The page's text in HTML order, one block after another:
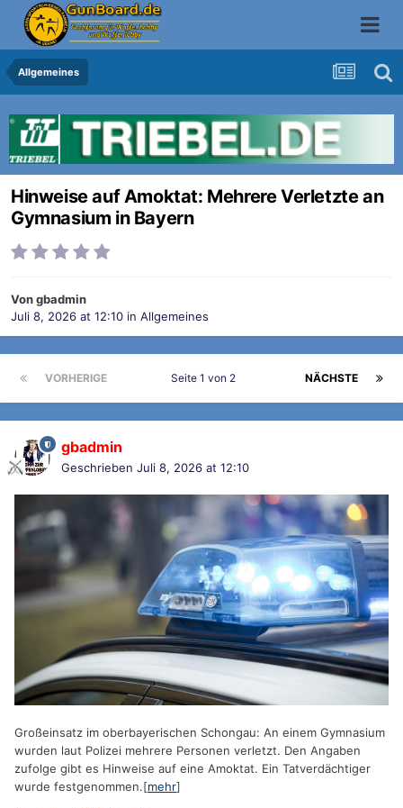
Allgemeines
Hinweise auf Amoktat: Mehrere Verletzte an
Gymnasium in Bayern
Vongbadmin
Juli 8, 2026 at 12:10 in Allgemeines
VORHERIGE NÄCHSTE
Seite 1 von 2
gbadmin
Geschrieben Juli 8, 2026 at 12:10
Großeinsatz im oberbayerischen Schongau: An einem Gymnasium
wurden laut Polizei mehrere Personen verletzt. Den Angaben
zufolge gibt es Hinweise auf eine Amoktat. Ein Tatverdächtiger
wurde festgenommen.[mehr]